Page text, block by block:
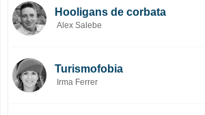
Hooligans de corbata
Alex Salebe
Turismofobia
Irma Ferrer